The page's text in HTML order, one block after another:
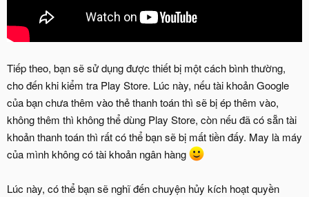
Tiếp theo, bạn sẽ sử dụng được thiết bị một cách bình thường,
cho đến khi kiểm tra Play Store. Lúc này, nếu tài khoản Google
của bạn chưa thêm vào thẻ thanh toán thì sẽ bị ép thêm vào,
không thêm thì không thể dùng Play Store, còn nếu đã có sẵn tài
khoản thanh toán thì rất có thể bạn sẽ bị mất tiền đấy. May là máy
của mình không có tài khoản ngân hàng
Lúc này, có thể bạn sẽ nghĩ đến chuyện hủy kích hoạt quyền